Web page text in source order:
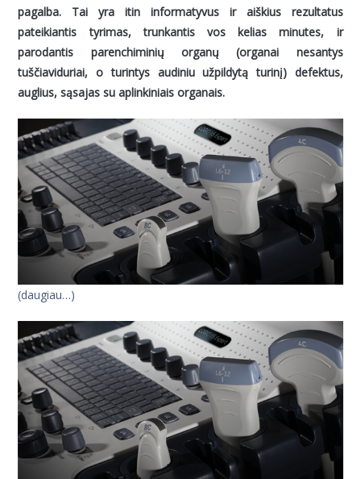
pagalba. Tai yra itin informatyvus ir aiškius rezultatus
pateikiantis tyrimas, trunkantis vos kelias minutes, ir
parodantis parenchiminių organų (organai nesantys
tuščiaviduriai, o turintys audiniu užpildytą turinį) defektus,
auglius, sąsajas su aplinkiniais organais.
(daugiau…)